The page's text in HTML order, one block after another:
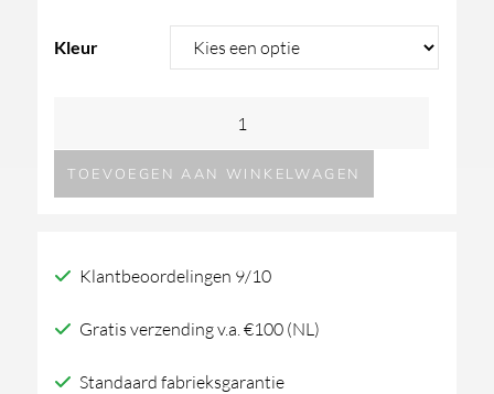
Kleur
Venti20
Verhoogde
TOEVOEGEN AAN WINKELWAGEN
Klantbeoordelingen 9/10
Gratis verzending v.a. €100 (NL)
Standaard fabrieksgarantie